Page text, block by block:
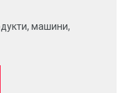
машини,